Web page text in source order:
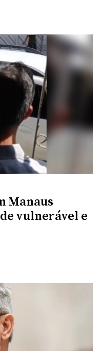
Manaus
vulnerável e